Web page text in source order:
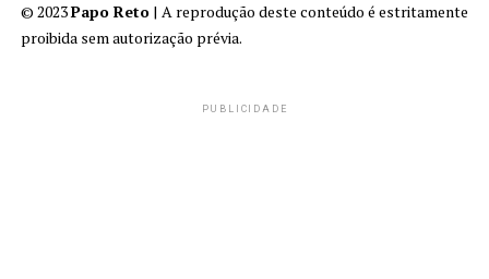
© 2023Papo Reto | A reprodução deste conteúdo é estritamente
proibida sem autorização prévia.
PUBLICIDADE